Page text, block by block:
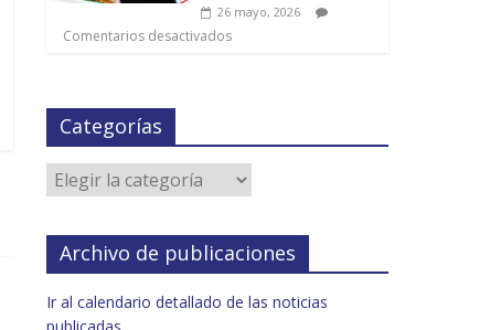
26 mayo, 2026
Comentarios desactivados
Categorías
Archivo de publicaciones
Ir al calendario detallado de las noticias